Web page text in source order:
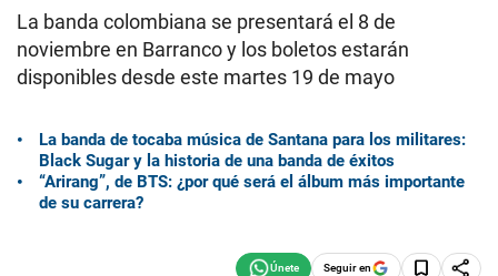
La banda colombiana se presentará el 8 de
noviembre en Barranco y los boletos estarán
disponibles desde este martes 19 de mayo
La banda de tocaba música de Santana para los militares:
Black Sugar y la historia de una banda de éxitos
“Arirang”, de BTS: ¿por qué será el álbum más importante
de su carrera?
Seguir en